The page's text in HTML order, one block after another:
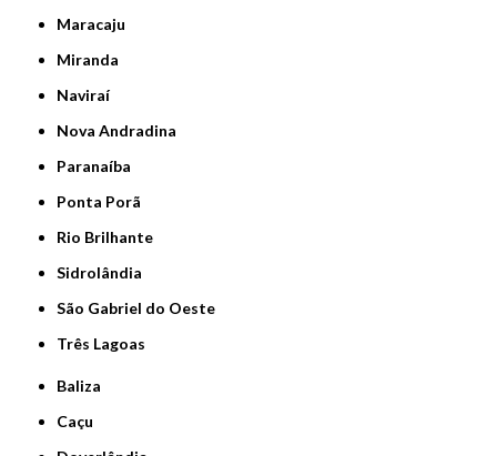
Maracaju
Miranda
Naviraí
Nova Andradina
Paranaíba
Ponta Porã
Rio Brilhante
Sidrolândia
São Gabriel do Oeste
Três Lagoas
Baliza
Caçu